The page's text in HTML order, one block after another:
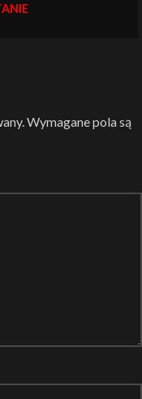
Wymagane pola są